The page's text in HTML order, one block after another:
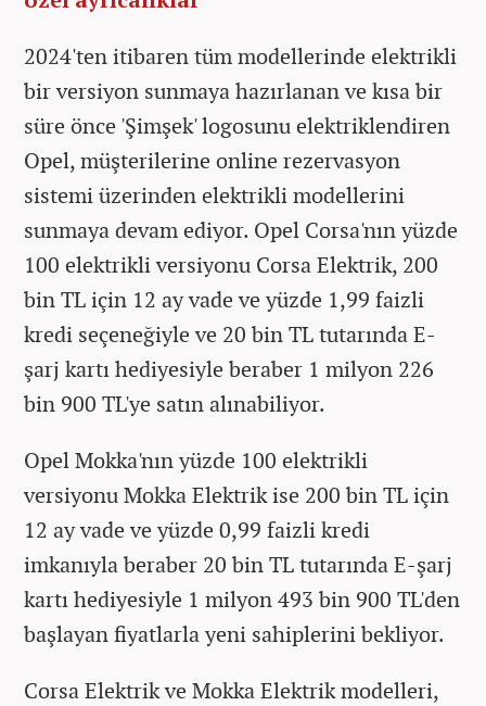
2024'ten itibaren tüm modellerinde elektrikli
bir versiyon sunmaya hazırlanan ve kısa bir
süre önce 'Şimşek' logosunu elektriklendiren
Opel, müşterilerine online rezervasyon
sistemi üzerinden elektrikli modellerini
sunmaya devam ediyor. Opel Corsa'nın yüzde
100 elektrikli versiyonu Corsa Elektrik, 200
bin TL için 12 ay vade ve yüzde 1,99 faizli
kredi seçeneğiyle ve 20 bin TL tutarında E-
şarj kartı hediyesiyle beraber 1 milyon 226
bin 900 TL'ye satın alınabiliyor.
Opel Mokka'nın yüzde 100 elektrikli
versiyonu Mokka Elektrik ise 200 bin TL için
12 ay vade ve yüzde 0,99 faizli kredi
imkanıyla beraber 20 bin TL tutarında E-şarj
kartı hediyesiyle 1 milyon 493 bin 900 TL'den
başlayan fiyatlarla yeni sahiplerini bekliyor.
Corsa Elektrik ve Mokka Elektrik modelleri,